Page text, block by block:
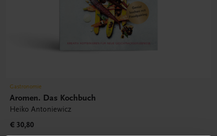
Gastronomie
Aromen. Das Kochbuch
Heiko Antoniewicz
€ 30,80